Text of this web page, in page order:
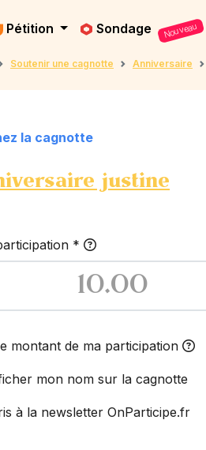
Pétition Sondage Nouveau
Soutenir une cagnotte Anniversaire
la cagnotte
justine
*
montant de ma participation
mon nom sur la cagnotte
à la newsletter OnParticipe.fr